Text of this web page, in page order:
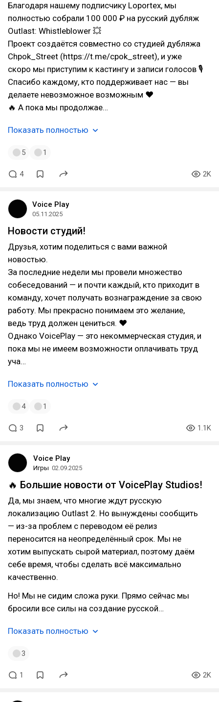
Благодаря нашему подписчику Loportex, мы
полностью собрали 100 000 ₽ на русский дубляж
Outlast: Whistleblower 💥
Проект создаётся совместно со студией дубляжа
Chpok_Street (https://t.me/cpok_street), и уже
скоро мы приступим к кастингу и записи голосов 🎙
Спасибо каждому, кто поддерживает нас — вы
делаете невозможное возможным ❤
🔥 А пока мы продолжае…
Показать полностью
5 1
4 2K
Voice Play
05.11.2025
Новости студий!
Друзья, хотим поделиться с вами важной
новостью.
За последние недели мы провели множество
собеседований — и почти каждый, кто приходит в
команду, хочет получать вознаграждение за свою
работу. Мы прекрасно понимаем это желание,
ведь труд должен цениться. ❤
Однако VoicePlay — это некоммерческая студия, и
пока мы не имеем возможности оплачивать труд
уча…
Показать полностью
4 1
3 1.1K
Voice Play
Игры 02.09.2025
🔥 Большие новости от VoicePlay Studios!
Да, мы знаем, что многие ждут русскую
локализацию Outlast 2. Но вынуждены сообщить
— из-за проблем с переводом её релиз
переносится на неопределённый срок. Мы не
хотим выпускать сырой материал, поэтому даём
себе время, чтобы сделать всё максимально
качественно.
Но! Мы не сидим сложа руки. Прямо сейчас мы
бросили все силы на создание русской…
Показать полностью
3
1 2K